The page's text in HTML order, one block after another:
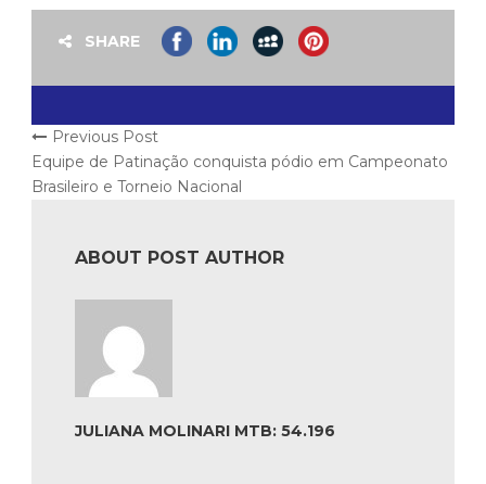
SHARE
Previous Post
Equipe de Patinação conquista pódio em Campeonato
Brasileiro e Torneio Nacional
ABOUT POST AUTHOR
JULIANA MOLINARI MTB: 54.196